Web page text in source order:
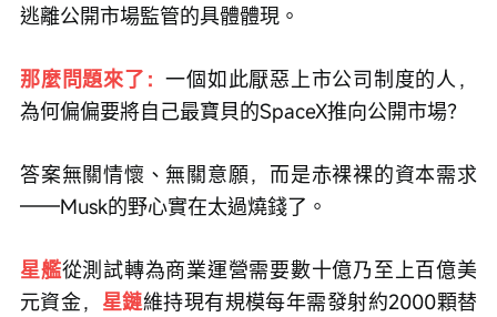
逃離公開市場監管的具體體現。
那麼問題來了：一個如此厭惡上市公司制度的人，
為何偏偏要將自己最寶貝的SpaceX推向公開市場？
答案無關情懷、無關意願，而是赤裸裸的資本需求
——Musk的野心實在太過燒錢了。
星艦從測試轉為商業運營需要數十億乃至上百億美
元資金， 星鏈維持現有規模每年需發射約2000顆替